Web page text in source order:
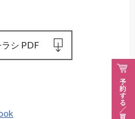
シ PDF